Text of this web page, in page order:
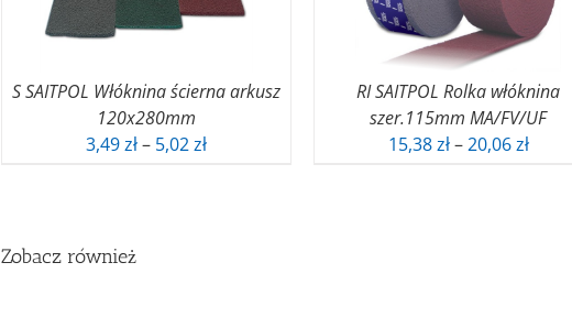
S SAITPOL Włóknina ścierna arkusz
120x280mm
3,49zł– 5,02złZakres
RI SAITPOL Rolka włóknina
szer.115mm MA/FV/UF
15,38zł–20,06złZakres
Zobacz również